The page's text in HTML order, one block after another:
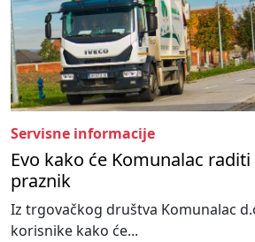
Servisne informacije
Evo kako će Komunalac
praznik
Iz trgovačkog društva Komunalac
korisnike kako će...